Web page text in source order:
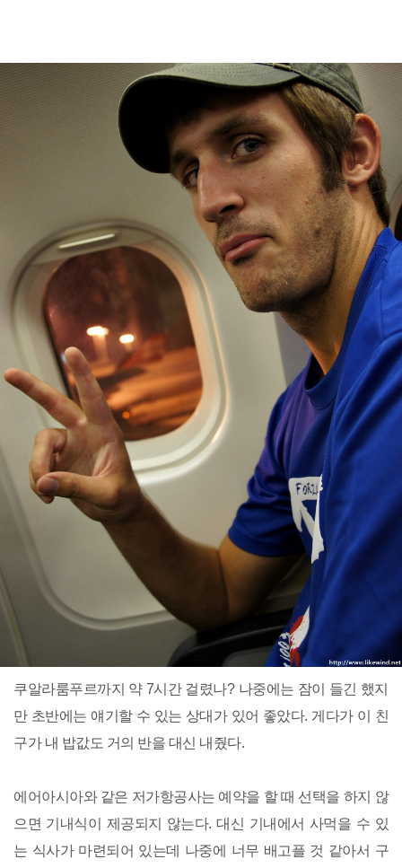
쿠알라룸푸르까지 약 7시간 걸렸나? 나중에는 잠이 들긴 했지
만 초반에는 얘기할 수 있는 상대가 있어 좋았다. 게다가 이 친
구가 내 밥값도 거의 반을 대신 내줬다.
에어아시아와 같은 저가항공사는 예약을 할 때 선택을 하지 않
으면 기내식이 제공되지 않는다. 대신 기내에서 사먹을 수 있
는 식사가 마련되어 있는데 나중에 너무 배고플 것 같아서 구